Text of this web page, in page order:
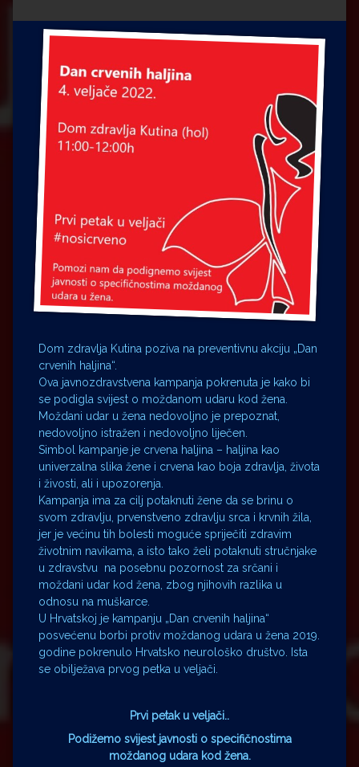
Drugi autori
Drugi autori
Matea Andrić
Ljiljana Lekanić-Kljaić
Željko Krznarić
Mario Lovreković
Miroslav Šantek
Dom zdravlja Kutina poziva na preventivnu akciju „Dan
crvenih haljina“.
Ova javnozdravstvena kampanja pokrenuta je kako bi
se podigla svijest o moždanom udaru kod žena.
Moždani udar u žena nedovoljno je prepoznat,
nedovoljno istražen i nedovoljno liječen.
Simbol kampanje je crvena haljina – haljina kao
univerzalna slika žene i crvena kao boja zdravlja, života
i živosti, ali i upozorenja.
Kampanja ima za cilj potaknuti žene da se brinu o
svom zdravlju, prvenstveno zdravlju srca i krvnih žila,
jer je većinu tih bolesti moguće spriječiti zdravim
životnim navikama, a isto tako želi potaknuti stručnjake
u zdravstvu na posebnu pozornost za srčani i
moždani udar kod žena, zbog njihovih razlika u
odnosu na muškarce.
U Hrvatskoj je kampanju „Dan crvenih haljina“
posvećenu borbi protiv moždanog udara u žena 2019.
godine pokrenulo Hrvatsko neurološko društvo. Ista
se obilježava prvog petka u veljači.
Prvi petak u veljači..
Podižemo svijest javnosti o specifičnostima
moždanog udara kod žena.